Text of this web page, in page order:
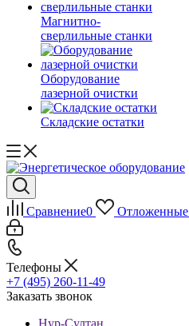
Магнитно-
сверлильные станки
Оборудование
лазерной очистки
Складские остатки
Сравнение0 Отложенные
Телефоны
+7 (495) 260-11-49
Заказать звонок
Нур-Султан